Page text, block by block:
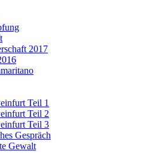
2017
Teil 1
Teil 2
Teil 3
Gespräch
Gewalt